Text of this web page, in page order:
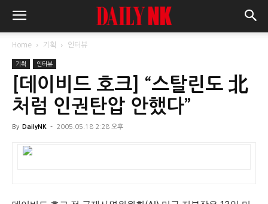
Home 기획 인터뷰
기획 인터뷰
[데이비드 호크] “스탈린도 北
처럼 인권탄압 안했다”
By DailyNK - 2005.05.18 2:28 오후